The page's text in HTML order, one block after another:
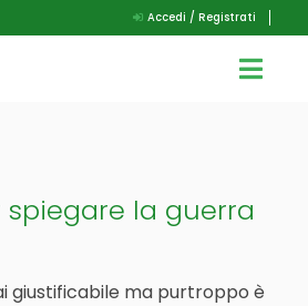
Accedi / Registrati
spiegare la guerra
giustificabile ma purtroppo è